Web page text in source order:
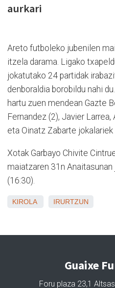
aurkari
Areto futboleko jubenilen
itzela darama. Ligako
jokatutako 24 partidak
denboraldia borobildu nahi
hartu zuen mendean Gazte
Fernandez (2), Javier
eta Oinatz Zabarte
Xotak Garbayo Chivite
maiatzaren 31n
(16:30).
KIROLA IRURTZUN
Guaixe
Foru plaza 23,1